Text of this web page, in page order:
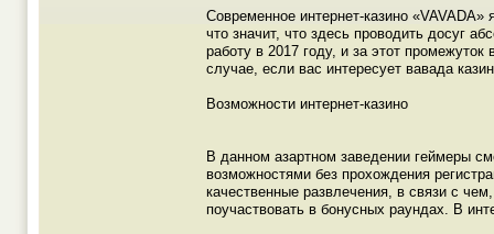
Современное интернет-казино
что значит, что здесь проводить досуг
работу в 2017 году, и за этот
случае, если вас интересует вавада
Возможности интернет-казино
В данном азартном заведении геймеры
возможностями без прохождения
качественные развлечения, в связи с
поучаствовать в бонусных раундах. В